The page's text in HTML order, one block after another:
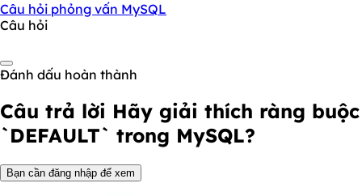
Câu hỏi phỏng vấn MySQL
Câu hỏi
Đánh dấu hoàn thành
Câu trả lời Hãy giải thích ràng buộc
`DEFAULT` trong MySQL?
Bạn cần đăng nhập để xem